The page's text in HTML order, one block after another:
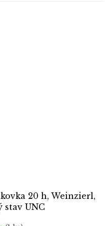
20 h, Weinzierl,
stav UNC